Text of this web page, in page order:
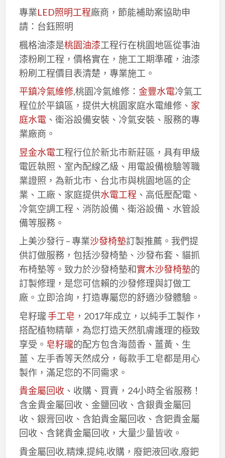
專業LED照明工程廠商，節能補助案協助申
請：台鈺照明
楓格油漆是桃園油漆工程行在桃園地區從事油
漆粉刷工程，價格實在，施工工期準確，油漆
粉刷工程價目表清楚，專業施工。
平鎮冷氣維修,桃園冷氣維修： 金豐水電冷氣工
程位於平鎮區，提供大桃園家庭水電維修、 家
庭水電、衛浴設備安裝、冷氣安裝、服務的專
業廠商。
昱金水電工程行位於新北市新莊區，具有甲級
電匠執照、室內配線乙級、用電設備檢驗等職
業證照，為新北市、台北市與桃園地區的企
業、工廠、家庭提供水電工程 、高低壓配電、
冷氣空調工程、消防設備、衛浴設備、水管設
備等服務。
上美沙發行 – 專業沙發椅墊訂製推薦。我們提
供訂做服務，包括沙發椅墊、沙發布套、貓抓
布椅墊等。致力於沙發椅墊和實木沙發椅墊的
訂製修理，是您可信賴的沙發修理與訂做工
廠。立即洽詢，打造專屬您的舒適沙發體驗。
皂籽瓏手工皂 ，2017年成立，以純手工製作，
搭配植物精華，為您打造天然肌膚護理的極致
享受。 皂籽瓏的配方包含海茴香、薑黃、生
薑、左手香等天然成分，每款手工皂都是用心
製作，滿足您的不同需求。
貴金屬回收、收購、買賣，24小時全省服務！
含金貴金屬回收、金鹽回收、含銀貴金屬回
收、銀膏回收、含鉑貴金屬回收、含鈀貴金屬
回收、含銠貴金屬回收，大量少量皆收。
貴金屬回收,精煉,提純,收購，廢鈀液回收,廢鈀